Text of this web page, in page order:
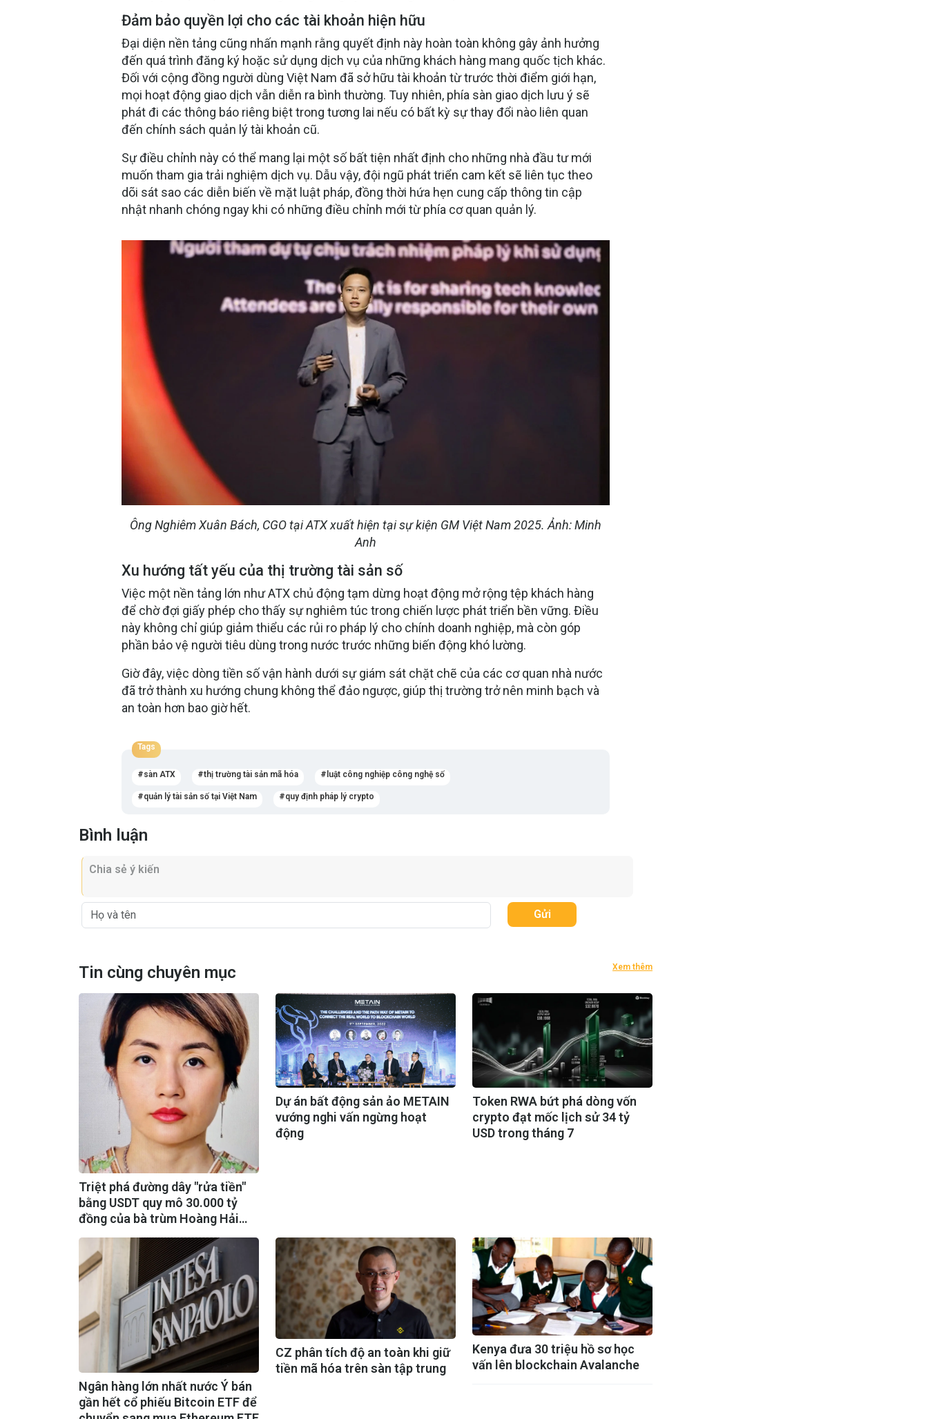
Đảm bảo quyền lợi cho các tài khoản hiện hữu
Đại diện nền tảng cũng nhấn mạnh rằng quyết định này hoàn toàn không gây ảnh hưởng
đến quá trình đăng ký hoặc sử dụng dịch vụ của những khách hàng mang quốc tịch khác.
Đối với cộng đồng người dùng Việt Nam đã sở hữu tài khoản từ trước thời điểm giới hạn,
mọi hoạt động giao dịch vẫn diễn ra bình thường. Tuy nhiên, phía sàn giao dịch lưu ý sẽ
phát đi các thông báo riêng biệt trong tương lai nếu có bất kỳ sự thay đổi nào liên quan
đến chính sách quản lý tài khoản cũ.
Sự điều chỉnh này có thể mang lại một số bất tiện nhất định cho những nhà đầu tư mới
muốn tham gia trải nghiệm dịch vụ. Dẫu vậy, đội ngũ phát triển cam kết sẽ liên tục theo
dõi sát sao các diễn biến về mặt luật pháp, đồng thời hứa hẹn cung cấp thông tin cập
nhật nhanh chóng ngay khi có những điều chỉnh mới từ phía cơ quan quản lý.
Ông Nghiêm Xuân Bách, CGO tại ATX xuất hiện tại sự kiện GM Việt Nam 2025. Ảnh: Minh
Anh
Xu hướng tất yếu của thị trường tài sản số
Việc một nền tảng lớn như ATX chủ động tạm dừng hoạt động mở rộng tệp khách hàng
để chờ đợi giấy phép cho thấy sự nghiêm túc trong chiến lược phát triển bền vững. Điều
này không chỉ giúp giảm thiểu các rủi ro pháp lý cho chính doanh nghiệp, mà còn góp
phần bảo vệ người tiêu dùng trong nước trước những biến động khó lường.
Giờ đây, việc dòng tiền số vận hành dưới sự giám sát chặt chẽ của các cơ quan nhà nước
đã trở thành xu hướng chung không thể đảo ngược, giúp thị trường trở nên minh bạch và
an toàn hơn bao giờ hết.
Tags
sàn ATX thị trường tài sản mã hóa luật công nghiệp công nghệ số
quản lý tài sản số tại Việt Nam quy định pháp lý crypto
Bình luận
Gửi
Tin cùng chuyên mục Xem thêm
Triệt phá đường dây "rửa tiền"
bằng USDT quy mô 30.000 tỷ
đồng của bà trùm Hoàng Hải
Vân
Dự án bất động sản ảo METAIN
vướng nghi vấn ngừng hoạt
động
Token RWA bứt phá dòng vốn
crypto đạt mốc lịch sử 34 tỷ
USD trong tháng 7
Ngân hàng lớn nhất nước Ý bán
gần hết cổ phiếu Bitcoin ETF để
CZ phân tích độ an toàn khi giữ
tiền mã hóa trên sàn tập trung
Kenya đưa 30 triệu hồ sơ học
vấn lên blockchain Avalanche